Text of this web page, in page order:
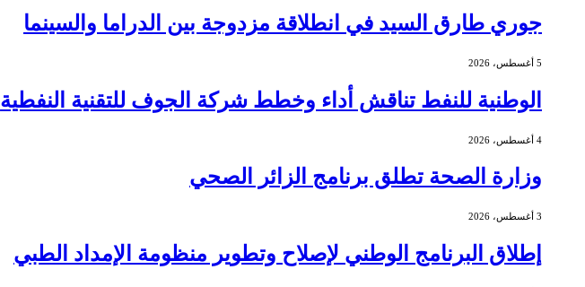
جوري طارق السيد في انطلاقة مزدوجة بين الدراما والسينما
5 أغسطس، 2026
الوطنية للنفط تناقش أداء وخطط شركة الجوف للتقنية النفطية
4 أغسطس، 2026
وزارة الصحة تطلق برنامج الزائر الصحي
3 أغسطس، 2026
إطلاق البرنامج الوطني لإصلاح وتطوير منظومة الإمداد الطبي